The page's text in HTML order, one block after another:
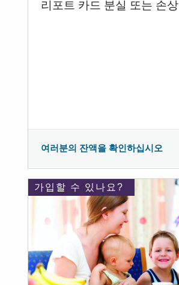
리포트 카드 분실 또는 손상
여러분의 잔액을 확인하십시오
가입할 수 있나요?